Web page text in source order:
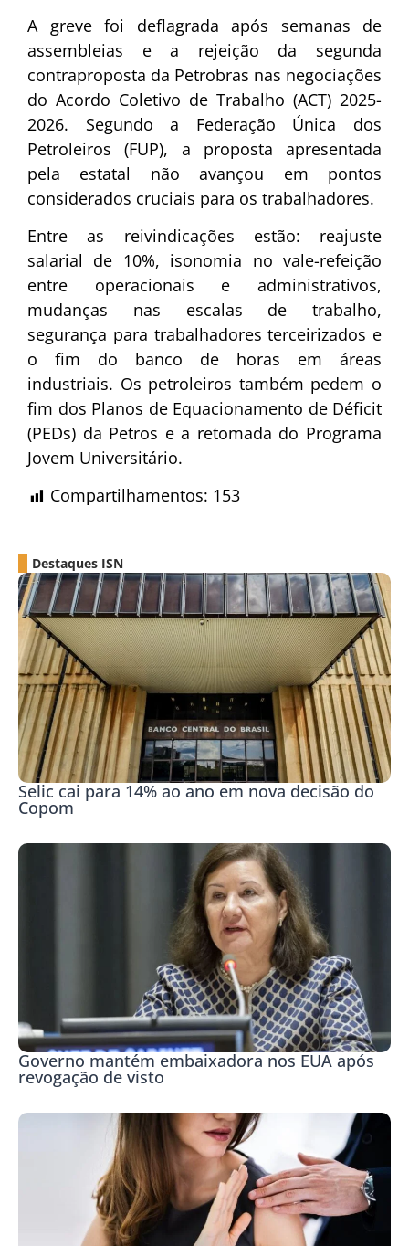
A greve foi deflagrada após semanas de
assembleias e a rejeição da segunda
contraproposta da Petrobras nas negociações
do Acordo Coletivo de Trabalho (ACT) 2025-
2026. Segundo a Federação Única dos
Petroleiros (FUP), a proposta apresentada
pela estatal não avançou em pontos
considerados cruciais para os trabalhadores.
Entre as reivindicações estão: reajuste
salarial de 10%, isonomia no vale-refeição
entre operacionais e administrativos,
mudanças nas escalas de trabalho,
segurança para trabalhadores terceirizados e
o fim do banco de horas em áreas
industriais. Os petroleiros também pedem o
fim dos Planos de Equacionamento de Déficit
(PEDs) da Petros e a retomada do Programa
Jovem Universitário.
Compartilhamentos: 153
Destaques ISN
Selic cai para 14% ao ano em nova decisão do
Copom
Governo mantém embaixadora nos EUA após
revogação de visto